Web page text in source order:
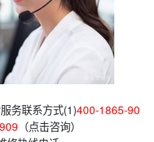
务联系方式(1)400-1865-90
（点击咨询）